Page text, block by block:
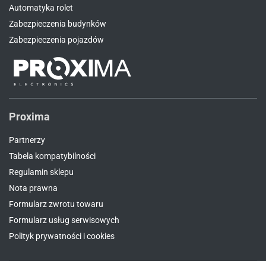
Automatyka rolet
Zabezpieczenia budynków
Zabezpieczenia pojazdów
Proxima
Partnerzy
Tabela kompatybilności
Regulamin sklepu
Nota prawna
Formularz zwrotu towaru
Formularz usług serwisowych
Polityk prywatności i cookies